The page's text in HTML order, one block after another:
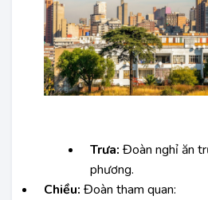
Trưa: Đoàn nghỉ ăn
phương.
Chiều: Đoàn tham quan: